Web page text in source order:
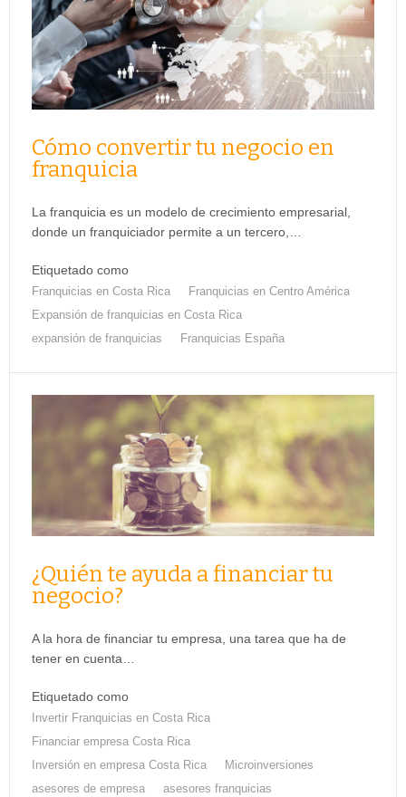
Cómo convertir tu negocio en
franquicia
La franquicia es un modelo de crecimiento empresarial,
donde un franquiciador permite a un tercero,…
Etiquetado como
Franquicias en Costa Rica
Franquicias en Centro América
Expansión de franquicias en Costa Rica
expansión de franquicias
Franquicias España
¿Quién te ayuda a financiar tu
negocio?
A la hora de financiar tu empresa, una tarea que ha de
tener en cuenta…
Etiquetado como
Invertir Franquicias en Costa Rica
Financiar empresa Costa Rica
Inversión en empresa Costa Rica
Microinversiones
asesores de empresa
asesores franquicias